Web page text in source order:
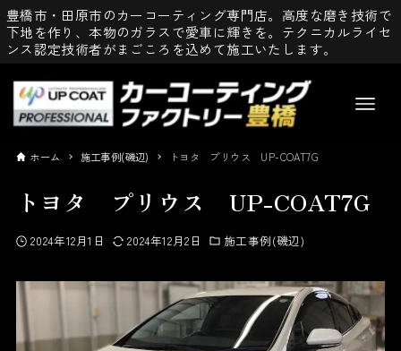
豊橋市・田原市のカーコーティング専門店。高度な磨き技術で
下地を作り、本物のガラスで愛車に輝きを。テクニカルライセ
ンス認定技術者がまごころを込めて施工いたします。
ホーム 施工事例(磯辺) トヨタ プリウス UP-COAT7G
トヨタ プリウス UP-COAT7G
2024年12月1日 2024年12月2日 施工事例(磯辺)